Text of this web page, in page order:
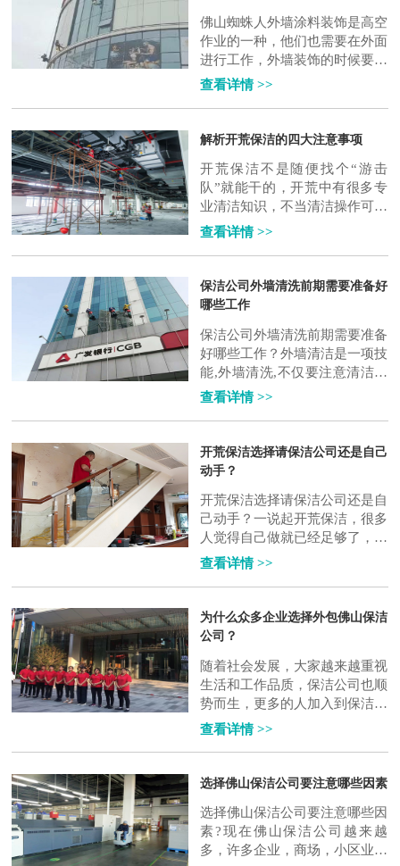
佛山蜘蛛人外墙涂料装饰是高空
作业的一种，他们也需要在外面
进行工作，外墙装饰的时候要用
到腻子进行涂装，但是很多时候
查看详情 >>
解析开荒保洁的四大注意事项
开荒保洁不是随便找个“游击
队”就能干的，开荒中有很多专
业清洁知识，不当清洁操作可能
损坏装饰材料。下面天强保洁就
和大家说下开荒保洁的四大注
查看详情 >>
保洁公司外墙清洗前期需要准备好
哪些工作
保洁公司外墙清洗前期需要准备
好哪些工作？外墙清洁是一项技
能,外墙清洗,不仅要注意清洁技
术,更要注意安全,只有掌握一定
查看详情 >>
开荒保洁选择请保洁公司还是自己
动手？
开荒保洁选择请保洁公司还是自
己动手？一说起开荒保洁，很多
人觉得自己做就已经足够了，毕
竟是自己的房子，打扫起来也会
用心一些，但装修垃圾这么多，
查看详情 >>
为什么众多企业选择外包佛山保洁
公司？
随着社会发展，大家越来越重视
生活和工作品质，保洁公司也顺
势而生，更多的人加入到保洁的
行业。而佛山保洁公司也比比皆
是。在这样经济发展更为快速的
查看详情 >>
选择佛山保洁公司要注意哪些因素
选择佛山保洁公司要注意哪些因
素?现在佛山保洁公司越来越
多，许多企业，商场，小区业主